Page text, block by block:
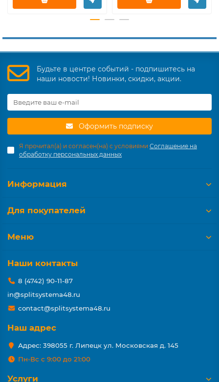
Будьте в центре событий - подпишитесь на
наши новости! Новинки, скидки, акции.
Оформить подписку
Я прочитал(а) и согласен(на) с условиями Соглашение на
обработку персональных данных
Информация
Для покупателей
Меню
Наши контакты
8 (4742) 90-11-87
in@splitsystema48.ru
contact@splitsystema48.ru
Наш адрес
Адрес: 398055 г. Липецк ул. Московская д. 145
Пн-Вс с 9:00 до 21:00
Услуги